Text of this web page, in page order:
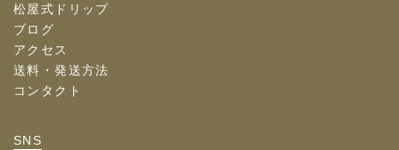
松屋式ドリップ
ブログ
アクセス
送料・発送方法
コンタクト
SNS